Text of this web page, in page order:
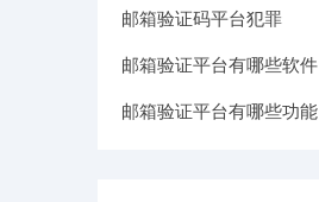
邮箱验证码平台犯罪
邮箱验证平台有哪些软件
邮箱验证平台有哪些功能